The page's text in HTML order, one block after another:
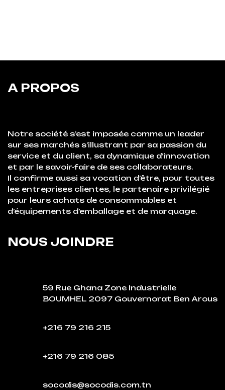
A PROPOS
Notre société s’est imposée comme un leader
sur ses marchés s’illustrant par sa passion du
service et du client, sa dynamique d’innovation
et par le savoir-faire de ses collaborateurs.
Il confirme aussi sa vocation d’être, pour toutes
les entreprises clientes, le partenaire privilégié
pour leurs achats de consommables et
d’équipements d’emballage et de marquage.
NOUS JOINDRE
59 Rue Ghana Zone Industrielle
BOUMHEL 2097 Gouvernorat Ben Arous
+216 79 216 215
+216 79 216 085
socodis@socodis.com.tn